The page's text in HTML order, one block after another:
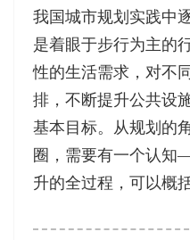
我国城市规划实践中
是着眼于步行为主的
性的生活需求，对不
排，不断提升公共设
基本目标。从规划的
圈，需要有一个认
升的全过程，可以概